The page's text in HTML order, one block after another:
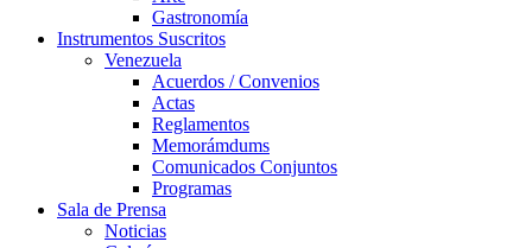
Gastronomía
Instrumentos Suscritos
Venezuela
Acuerdos / Convenios
Actas
Reglamentos
Memorámdums
Comunicados Conjuntos
Programas
Sala de Prensa
Noticias